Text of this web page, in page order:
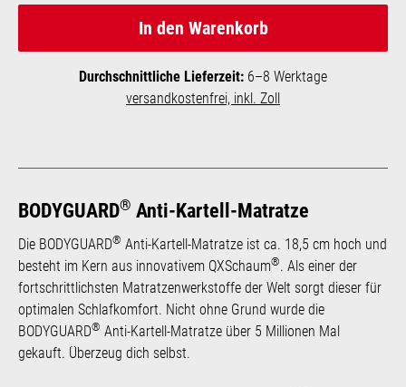
BODYGUARD® Anti-Kartell-Matratze
Die BODYGUARD® Anti-Kartell-Matratze ist ca. 18,5 cm hoch und
besteht im Kern aus innovativem QXSchaum®. Als einer der
fortschrittlichsten Matratzen­werk­stoffe der Welt sorgt dieser für
optimalen Schlafkomfort. Nicht ohne Grund wurde die
BODYGUARD® Anti-Kartell-Matratze über 5 Millionen Mal
gekauft. Überzeug dich selbst.
In den Warenkorb
Durchschnittliche Lieferzeit: 6–8 Werktage
versandkostenfrei, inkl. Zoll